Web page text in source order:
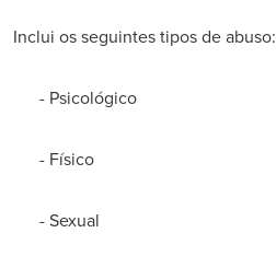
Inclui os seguintes tipos de abuso:
- Psicológico
- Físico
- Sexual